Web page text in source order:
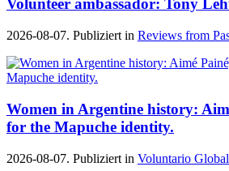
Volunteer ambassador: Tony
2026-08-07. Publiziert in Reviews from
Women in Argentine history:
for the Mapuche identity.
2026-08-07. Publiziert in Voluntario